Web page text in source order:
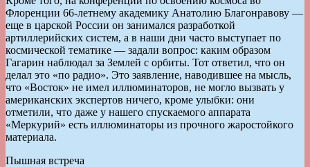
Флоренции 66-летнему академику Анатолию Благонравову —
еще в царской России он занимался разработкой
артиллерийских систем, а в наши дни часто выступает по
космической тематике — задали вопрос: каким образом
Гагарин наблюдал за Землей с орбиты. Тот ответил, что он
делал это «по радио». Это заявление, наводившее на мысль,
что «Восток» не имел иллюминаторов, не могло вызвать у
американских экспертов ничего, кроме улыбки: они
отметили, что даже у нашего спускаемого аппарата
«Меркурий» есть иллюминаторы из прочного жаростойкого
материала.
Пышная встреча